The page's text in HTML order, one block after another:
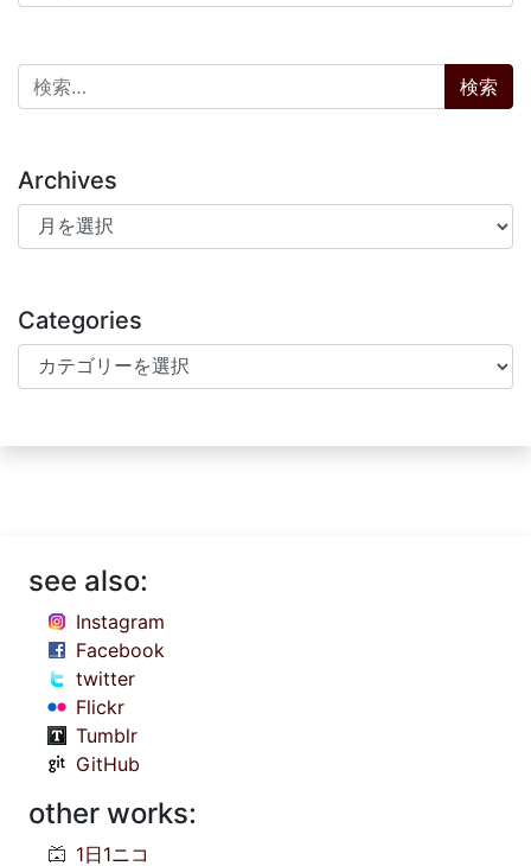
検索:
Archives
Archives
Categories
Categories
see also:
Instagram
Facebook
twitter
Flickr
Tumblr
GitHub
other works:
1日1ニコ